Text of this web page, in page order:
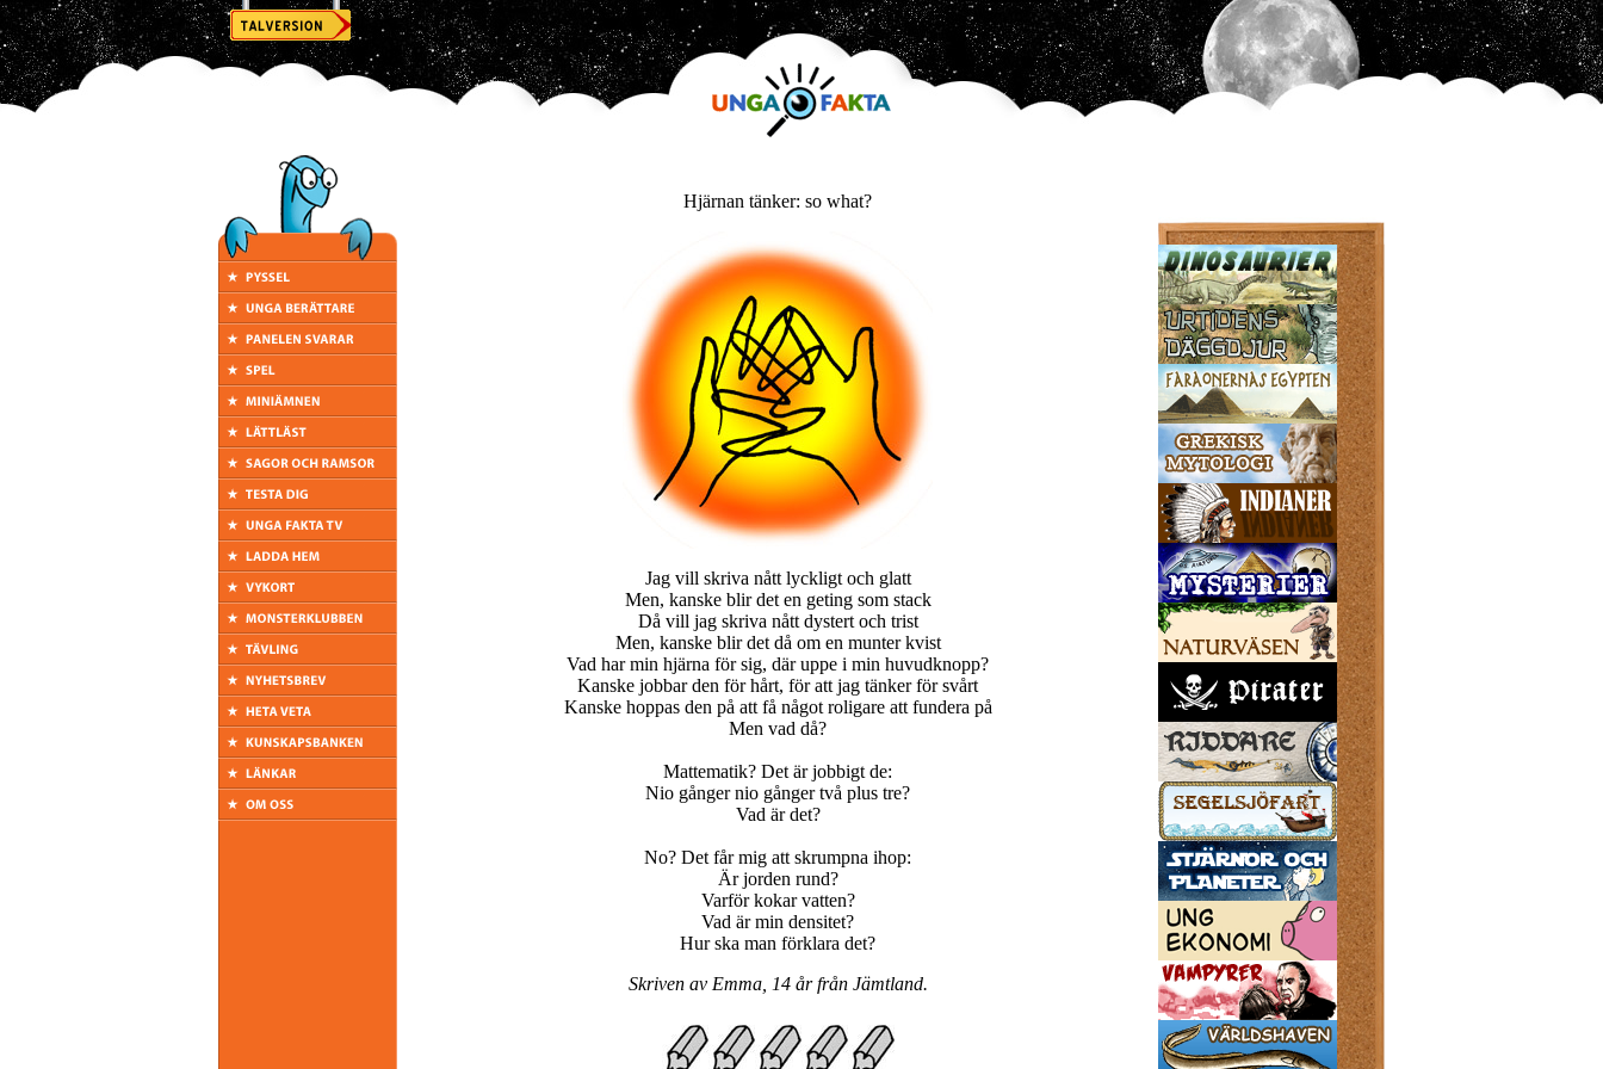
Hjärnan tänker: so what?
Jag vill skriva nått lyckligt och glatt
Men, kanske blir det en geting som stack
Då vill jag skriva nått dystert och trist
Men, kanske blir det då om en munter kvist
Vad har min hjärna för sig, där uppe i min huvudknopp?
Kanske jobbar den för hårt, för att jag tänker för svårt
Kanske hoppas den på att få något roligare att fundera på
Men vad då?
Mattematik? Det är jobbigt de:
Nio gånger nio gånger två plus tre?
Vad är det?
No? Det får mig att skrumpna ihop:
Är jorden rund?
Varför kokar vatten?
Vad är min densitet?
Hur ska man förklara det?
Skriven av Emma, 14 år från Jämtland.